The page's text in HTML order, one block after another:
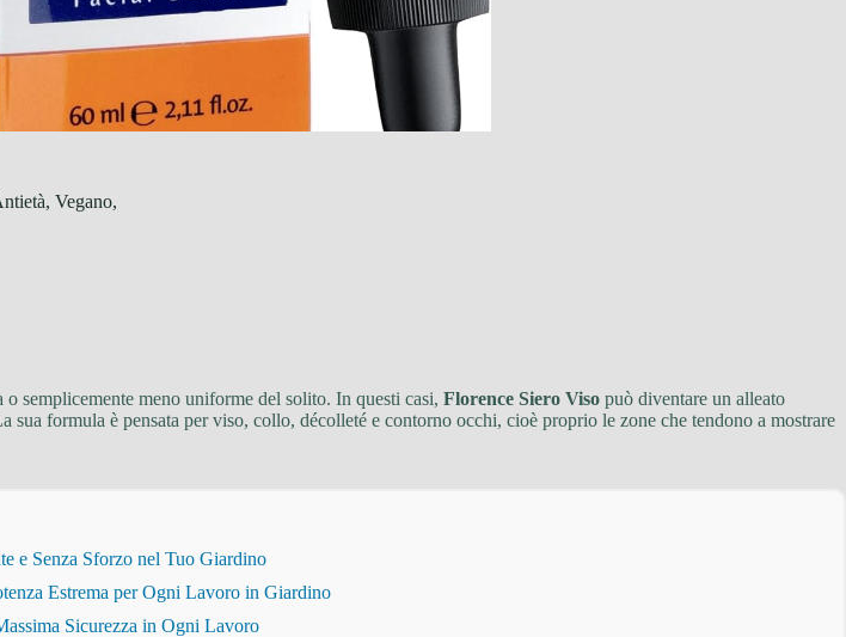
Vegano,
o semplicemente meno uniforme del solito. In questi casi, Florence Siero Viso può diventare un alleato
formula è pensata per viso, collo, décolleté e contorno occhi, cioè proprio le zone che tendono a mostrare
e Senza Sforzo nel Tuo Giardino
Estrema per Ogni Lavoro in Giardino
Sicurezza in Ogni Lavoro